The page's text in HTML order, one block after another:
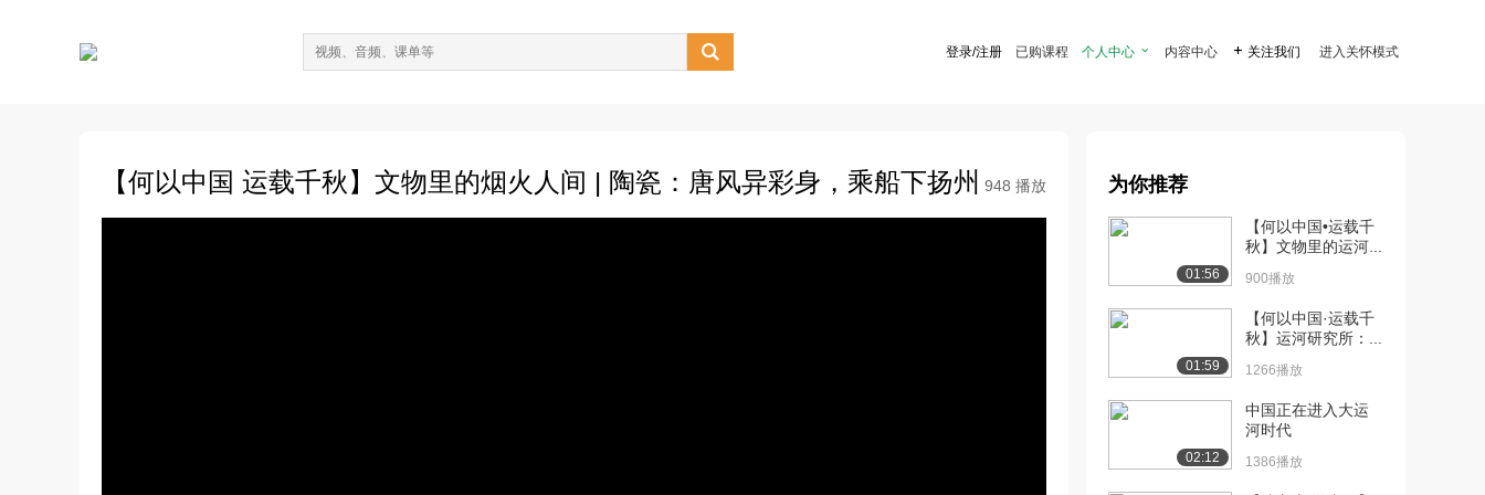
 登录/注册 已购课程 个人中心  内容中心  关注我们 进入关怀模式
【何以中国 运载千秋】文物里的烟火人间 | 陶瓷：唐风异彩身，乘船下扬州 948 播放 为你推荐
01:56
【何以中国•运载千
秋】文物里的运河...
900播放
01:59
【何以中国·运载千
秋】运河研究所：...
1266播放
02:12
中国正在进入大运
河时代
1386播放